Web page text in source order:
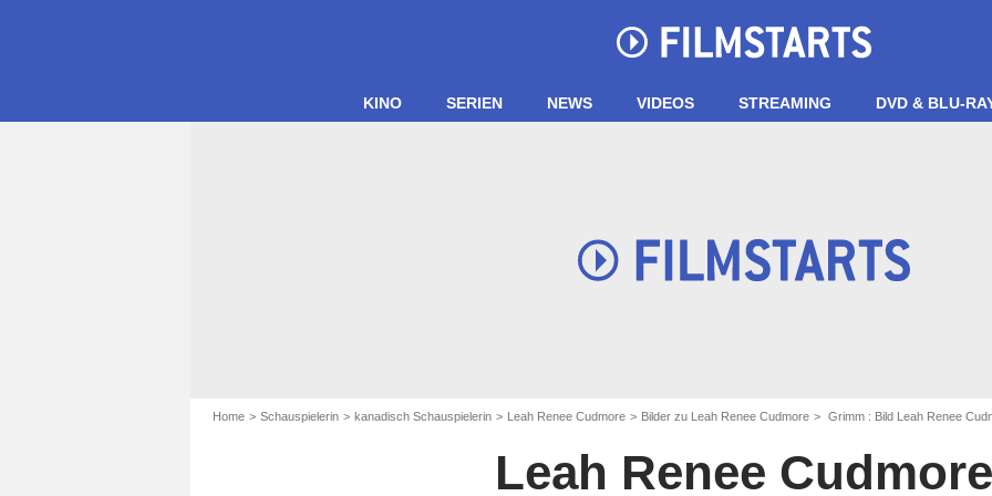
KINO SERIEN NEWS VIDEOS STREAMING DVD & BLU-
Home Schauspielerin kanadisch Schauspielerin Leah Renee Cudmore Bilder zu Leah Renee Cudmore Grimm : Bild Leah Renee
Leah Renee Cudmore